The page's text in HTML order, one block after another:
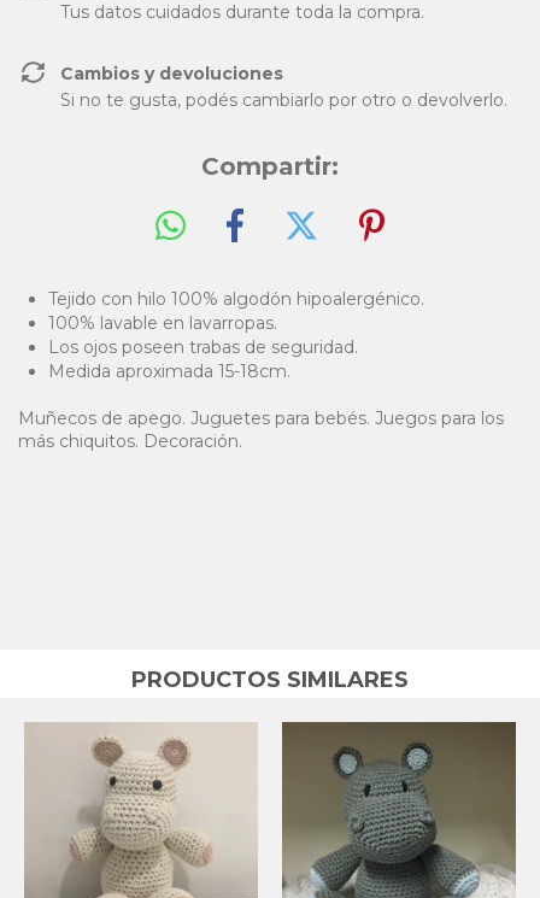
Tus datos cuidados durante toda la compra.
Cambios y devoluciones
Si no te gusta, podés cambiarlo por otro o devolverlo.
Compartir:
Tejido con hilo 100% algodón hipoalergénico.
100% lavable en lavarropas.
Los ojos poseen trabas de seguridad.
Medida aproximada 15-18cm.
Muñecos de apego. Juguetes para bebés. Juegos para los
más chiquitos. Decoración.
PRODUCTOS SIMILARES